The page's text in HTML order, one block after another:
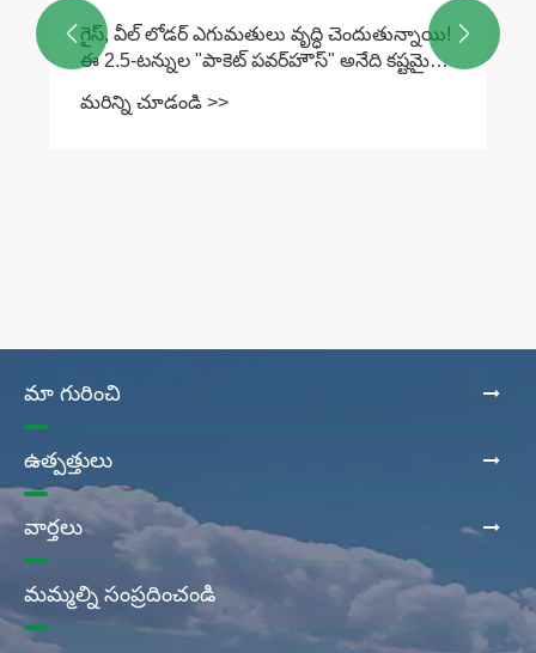
గైస్, వీల్ లోడర్ ఎగుమతులు వృద్ధి చెందుతున్నాయి!
ఈ 2.5-టన్నుల "పాకెట్ పవర్‌హౌస్" అనేది కష్టమైన
వర్క్‌హోర్స్.
మరిన్ని చూడండి >>
 
మా గురించి
ఉత్పత్తులు
వార్తలు
మమ్మల్ని సంప్రదించండి